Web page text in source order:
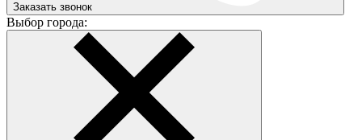
Заказать звонок
Выбор города: